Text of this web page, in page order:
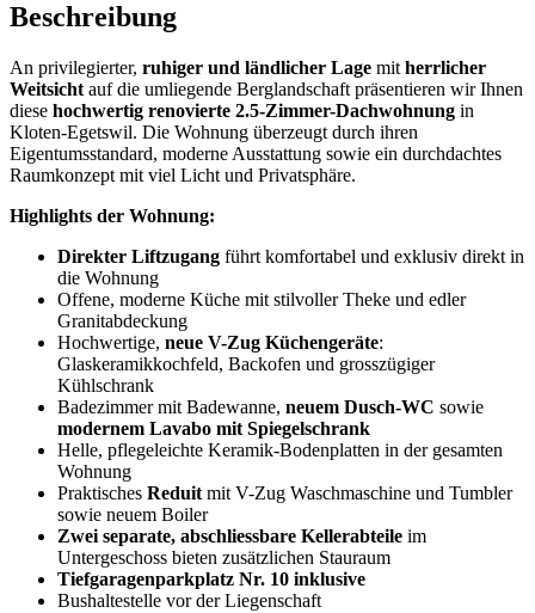
Beschreibung
An privilegierter, ruhiger und ländlicher Lage mit herrlicher
Weitsicht auf die umliegende Berglandschaft präsentieren wir Ihnen
diese hochwertig renovierte 2.5-Zimmer-Dachwohnung in
Kloten-Egetswil. Die Wohnung überzeugt durch ihren
Eigentumsstandard, moderne Ausstattung sowie ein durchdachtes
Raumkonzept mit viel Licht und Privatsphäre.
Highlights der Wohnung:
Direkter Liftzugang führt komfortabel und exklusiv direkt in
die Wohnung
Offene, moderne Küche mit stilvoller Theke und edler
Granitabdeckung
Hochwertige, neue V-Zug Küchengeräte:
Glaskeramikkochfeld, Backofen und grosszügiger
Kühlschrank
Badezimmer mit Badewanne, neuem Dusch-WC sowie
modernem Lavabo mit Spiegelschrank
Helle, pflegeleichte Keramik-Bodenplatten in der gesamten
Wohnung
Praktisches Reduit mit V-Zug Waschmaschine und Tumbler
sowie neuem Boiler
Zwei separate, abschliessbare Kellerabteile im
Untergeschoss bieten zusätzlichen Stauraum
Tiefgaragenparkplatz Nr. 10 inklusive
Bushaltestelle vor der Liegenschaft